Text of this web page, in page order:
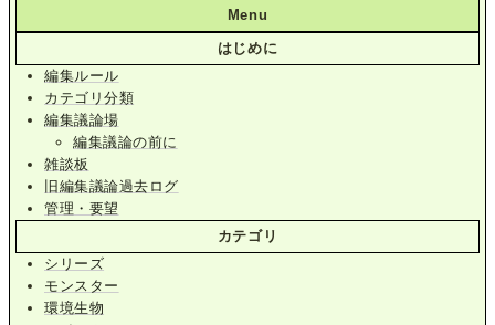
Menu
はじめに
編集ルール
カテゴリ分類
編集議論場
編集議論の前に
雑談板
旧編集議論過去ログ
管理・要望
カテゴリ
シリーズ
モンスター
環境生物